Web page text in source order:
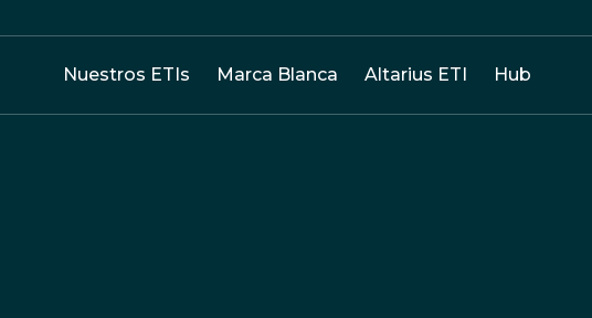
Nuestros ETIs Marca Blanca Altarius ETI Hub